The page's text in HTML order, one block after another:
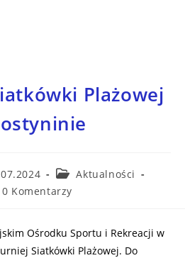
Plażowej
Aktualności
0 Komentarzy
Ośrodku Sportu i Rekreacji w
Siatkówki Plażowej. Do